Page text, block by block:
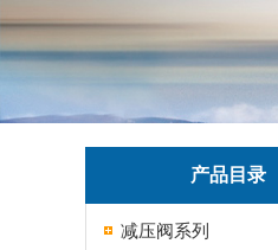
产品目录
减压阀系列